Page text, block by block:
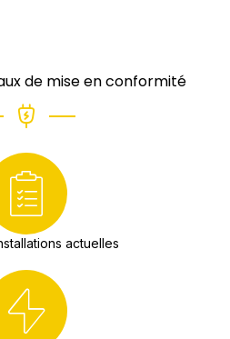
de mise en conformité
actuelles